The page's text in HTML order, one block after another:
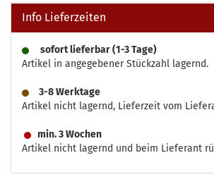
Info Lieferzeiten
sofort lieferbar (1-3 Tage)
Artikel in angegebener Stückzahl lagernd.
3-8 Werktage
Artikel nicht lagernd, Lieferzeit vom
min. 3 Wochen
Artikel nicht lagernd und beim Lieferant